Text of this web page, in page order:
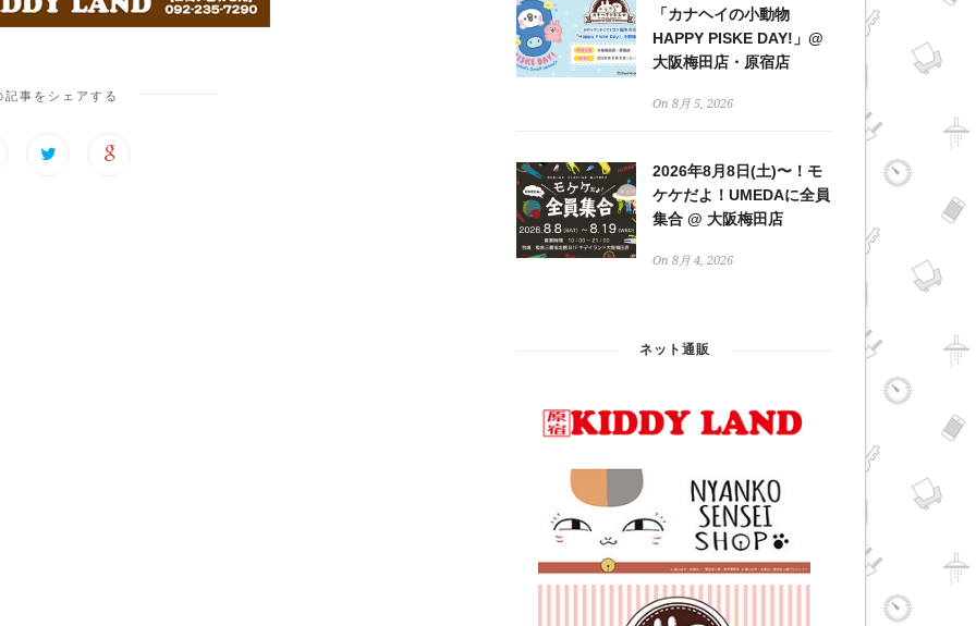
記事をシェアする
「カナヘイの小動物
HAPPY PISKE DAY!」@
大阪梅田店・原宿店
On 8月 5, 2026
2026年8月8日(土)〜！モ
ケケだよ！UMEDAに全員
集合 @ 大阪梅田店
On 8月 4, 2026
ネット通販